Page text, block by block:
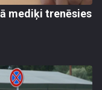
mediķi trenēsies